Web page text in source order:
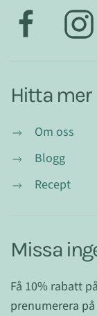
Hitta mer
Om oss
Blogg
Recept
Missa
Få 10% rabatt
prenumerera